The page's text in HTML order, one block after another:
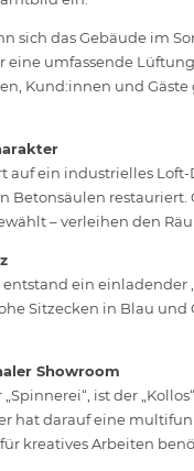
sich das Gebäude im
umfassende
Kund:innen und
auf ein industrielles
Betonsäulen
– verleihen den
ein einladender
Sitzecken in Blau
Showroom
ist der
hat darauf eine
kreatives Arbeiten